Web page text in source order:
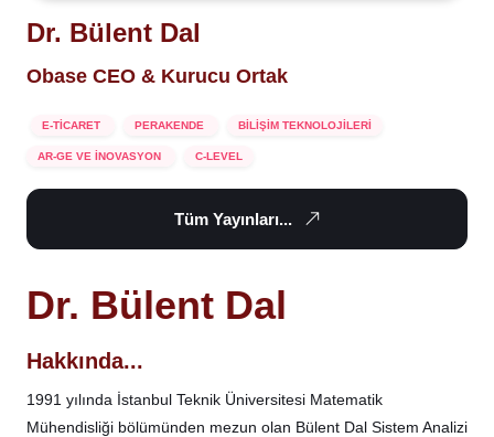
Dr. Bülent Dal
Obase CEO & Kurucu Ortak
E-TİCARET PERAKENDE BİLİŞİM TEKNOLOJİLERİ
AR-GE VE İNOVASYON C-LEVEL
Tüm Yayınları...
Dr. Bülent Dal
Hakkında...
1991 yılında İstanbul Teknik Üniversitesi Matematik
Mühendisliği bölümünden mezun olan Bülent Dal Sistem Analizi